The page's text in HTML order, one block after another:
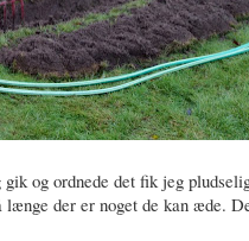
og ordnede det fik jeg
der er noget de kan æde.